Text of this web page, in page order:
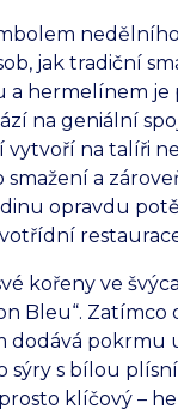
jak tradiční
hermelínem je
na geniální
na talíři
a
opravdu
kořeny ve
Bleu“.
dodává
sýry s bílou
klíčový –